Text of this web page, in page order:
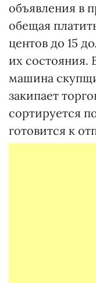
объявления в
обещая
центов до 15
их состояния.
машина
закипает
сортируется
готовится к